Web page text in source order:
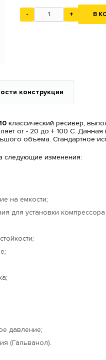
- + В
конструкции
классический ресивер,
от - 20 до + 100 С.
объема. Стандартное
следующие изменения:
на емкости;
для установки компрессора
давление;
(Гальванол).